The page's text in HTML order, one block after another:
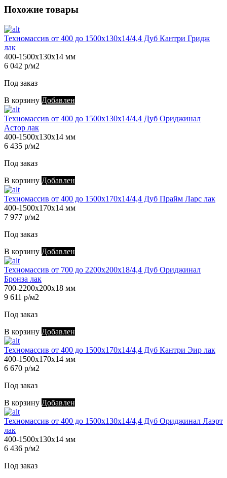
Похожие товары
Техномассив от 400 до 1500х130х14/4,4 Дуб Кантри Гридж
лак
400-1500х130х14 мм
6 042 р/м2
Под заказ
В корзину Добавлен
Техномассив от 400 до 1500х130х14/4,4 Дуб Ориджинал
Астор лак
400-1500х130х14 мм
6 435 р/м2
Под заказ
В корзину Добавлен
Техномассив от 400 до 1500х170х14/4,4 Дуб Прайм Ларс лак
400-1500х170х14 мм
7 977 р/м2
Под заказ
В корзину Добавлен
Техномассив от 700 до 2200х200х18/4,4 Дуб Ориджинал
Бронза лак
700-2200х200х18 мм
9 611 р/м2
Под заказ
В корзину Добавлен
Техномассив от 400 до 1500х170х14/4,4 Дуб Кантри Эир лак
400-1500х170х14 мм
6 670 р/м2
Под заказ
В корзину Добавлен
Техномассив от 400 до 1500х130х14/4,4 Дуб Ориджинал Лаэрт
лак
400-1500х130х14 мм
6 436 р/м2
Под заказ